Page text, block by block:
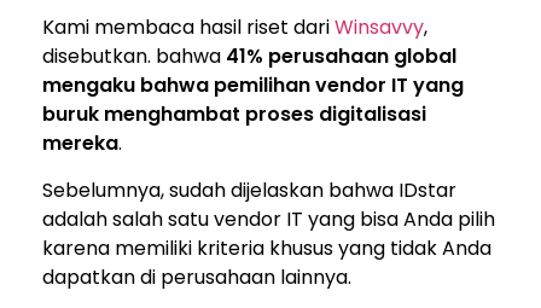
Kami membaca hasil riset dariWinsavvy,
disebutkan. bahwa 41% perusahaan global
mengaku bahwa pemilihan vendor IT yang
buruk menghambat proses digitalisasi
mereka.
Sebelumnya, sudah dijelaskan bahwa IDstar
adalah salah satu vendor IT yang bisa Anda pilih
karena memiliki kriteria khusus yang tidak Anda
dapatkan di perusahaan lainnya.